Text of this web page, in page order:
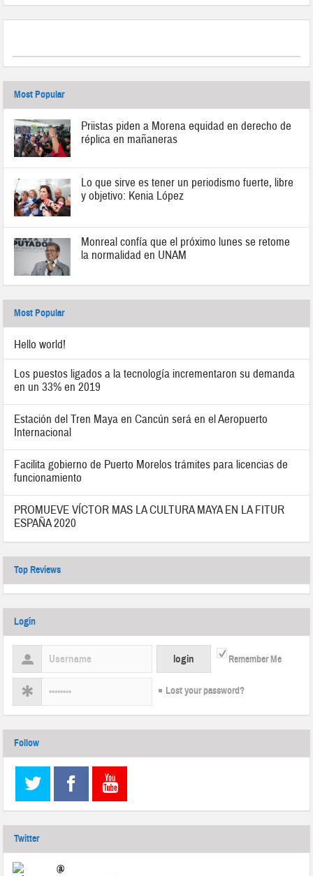
Most Popular
Priistas piden a Morena equidad en derecho de
réplica en mañaneras
Lo que sirve es tener un periodismo fuerte, libre
y objetivo: Kenia López
Monreal confía que el próximo lunes se retome
la normalidad en UNAM
Most Popular
Hello world!
Los puestos ligados a la tecnología incrementaron su demanda
en un 33% en 2019
Estación del Tren Maya en Cancún será en el Aeropuerto
Internacional
Facilita gobierno de Puerto Morelos trámites para licencias de
funcionamiento
PROMUEVE VÍCTOR MAS LA CULTURA MAYA EN LA FITUR
ESPAÑA 2020
Top Reviews
Login
Remember Me
Lost your password?
Follow
Twitter
@